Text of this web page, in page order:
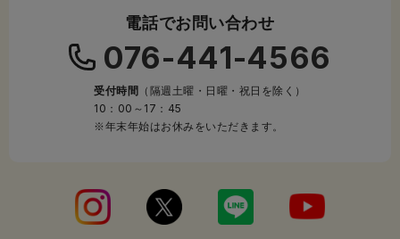
電話でお問い合わせ
076-441-4566
受付時間 （隔週土曜・日曜・祝日を除く）
10：00～17：45
※年末年始はお休みをいただきます。